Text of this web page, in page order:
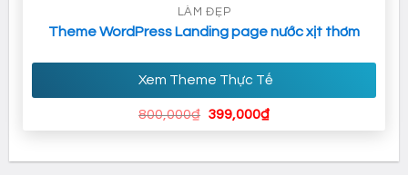
LÀM ĐẸP
Theme WordPress Landing page nước xịt thơm
Xem Theme Thực Tế
800,000₫ Giá
399,000₫Giá
399,000₫.